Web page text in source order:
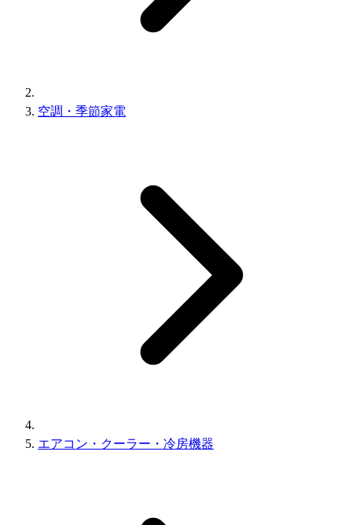
空調・季節家電
エアコン・クーラー・冷房機器